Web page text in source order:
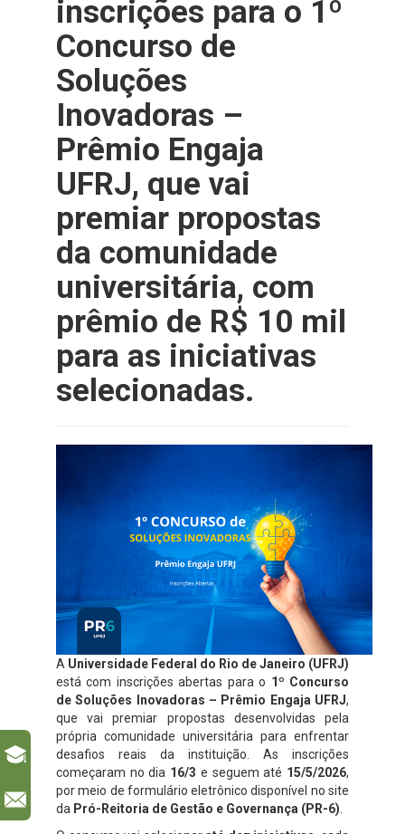
inscrições para o 1º
Concurso de
Soluções
Inovadoras –
Prêmio Engaja
UFRJ, que vai
premiar propostas
da comunidade
universitária, com
prêmio de R$ 10 mil
para as iniciativas
selecionadas.
A Universidade Federal do Rio de Janeiro (UFRJ)
está com inscrições abertas para o 1º Concurso
de Soluções Inovadoras – Prêmio Engaja UFRJ,
que vai premiar propostas desenvolvidas pela
própria comunidade universitária para enfrentar
desafios reais da instituição. As inscrições
começaram no dia 16/3 e seguem até 15/5/2026,
por meio de formulário eletrônico disponível no site
da Pró-Reitoria de Gestão e Governança (PR-6).